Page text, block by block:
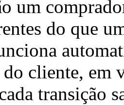
um
do que
cliente, em
transição